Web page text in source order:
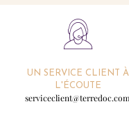
UN SERVICE CLIENT À
L'ÉCOUTE
serviceclient@terredoc.com